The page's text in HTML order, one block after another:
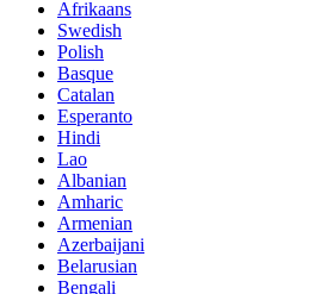
Afrikaans
Swedish
Polish
Basque
Catalan
Esperanto
Hindi
Lao
Albanian
Amharic
Armenian
Azerbaijani
Belarusian
Bengali